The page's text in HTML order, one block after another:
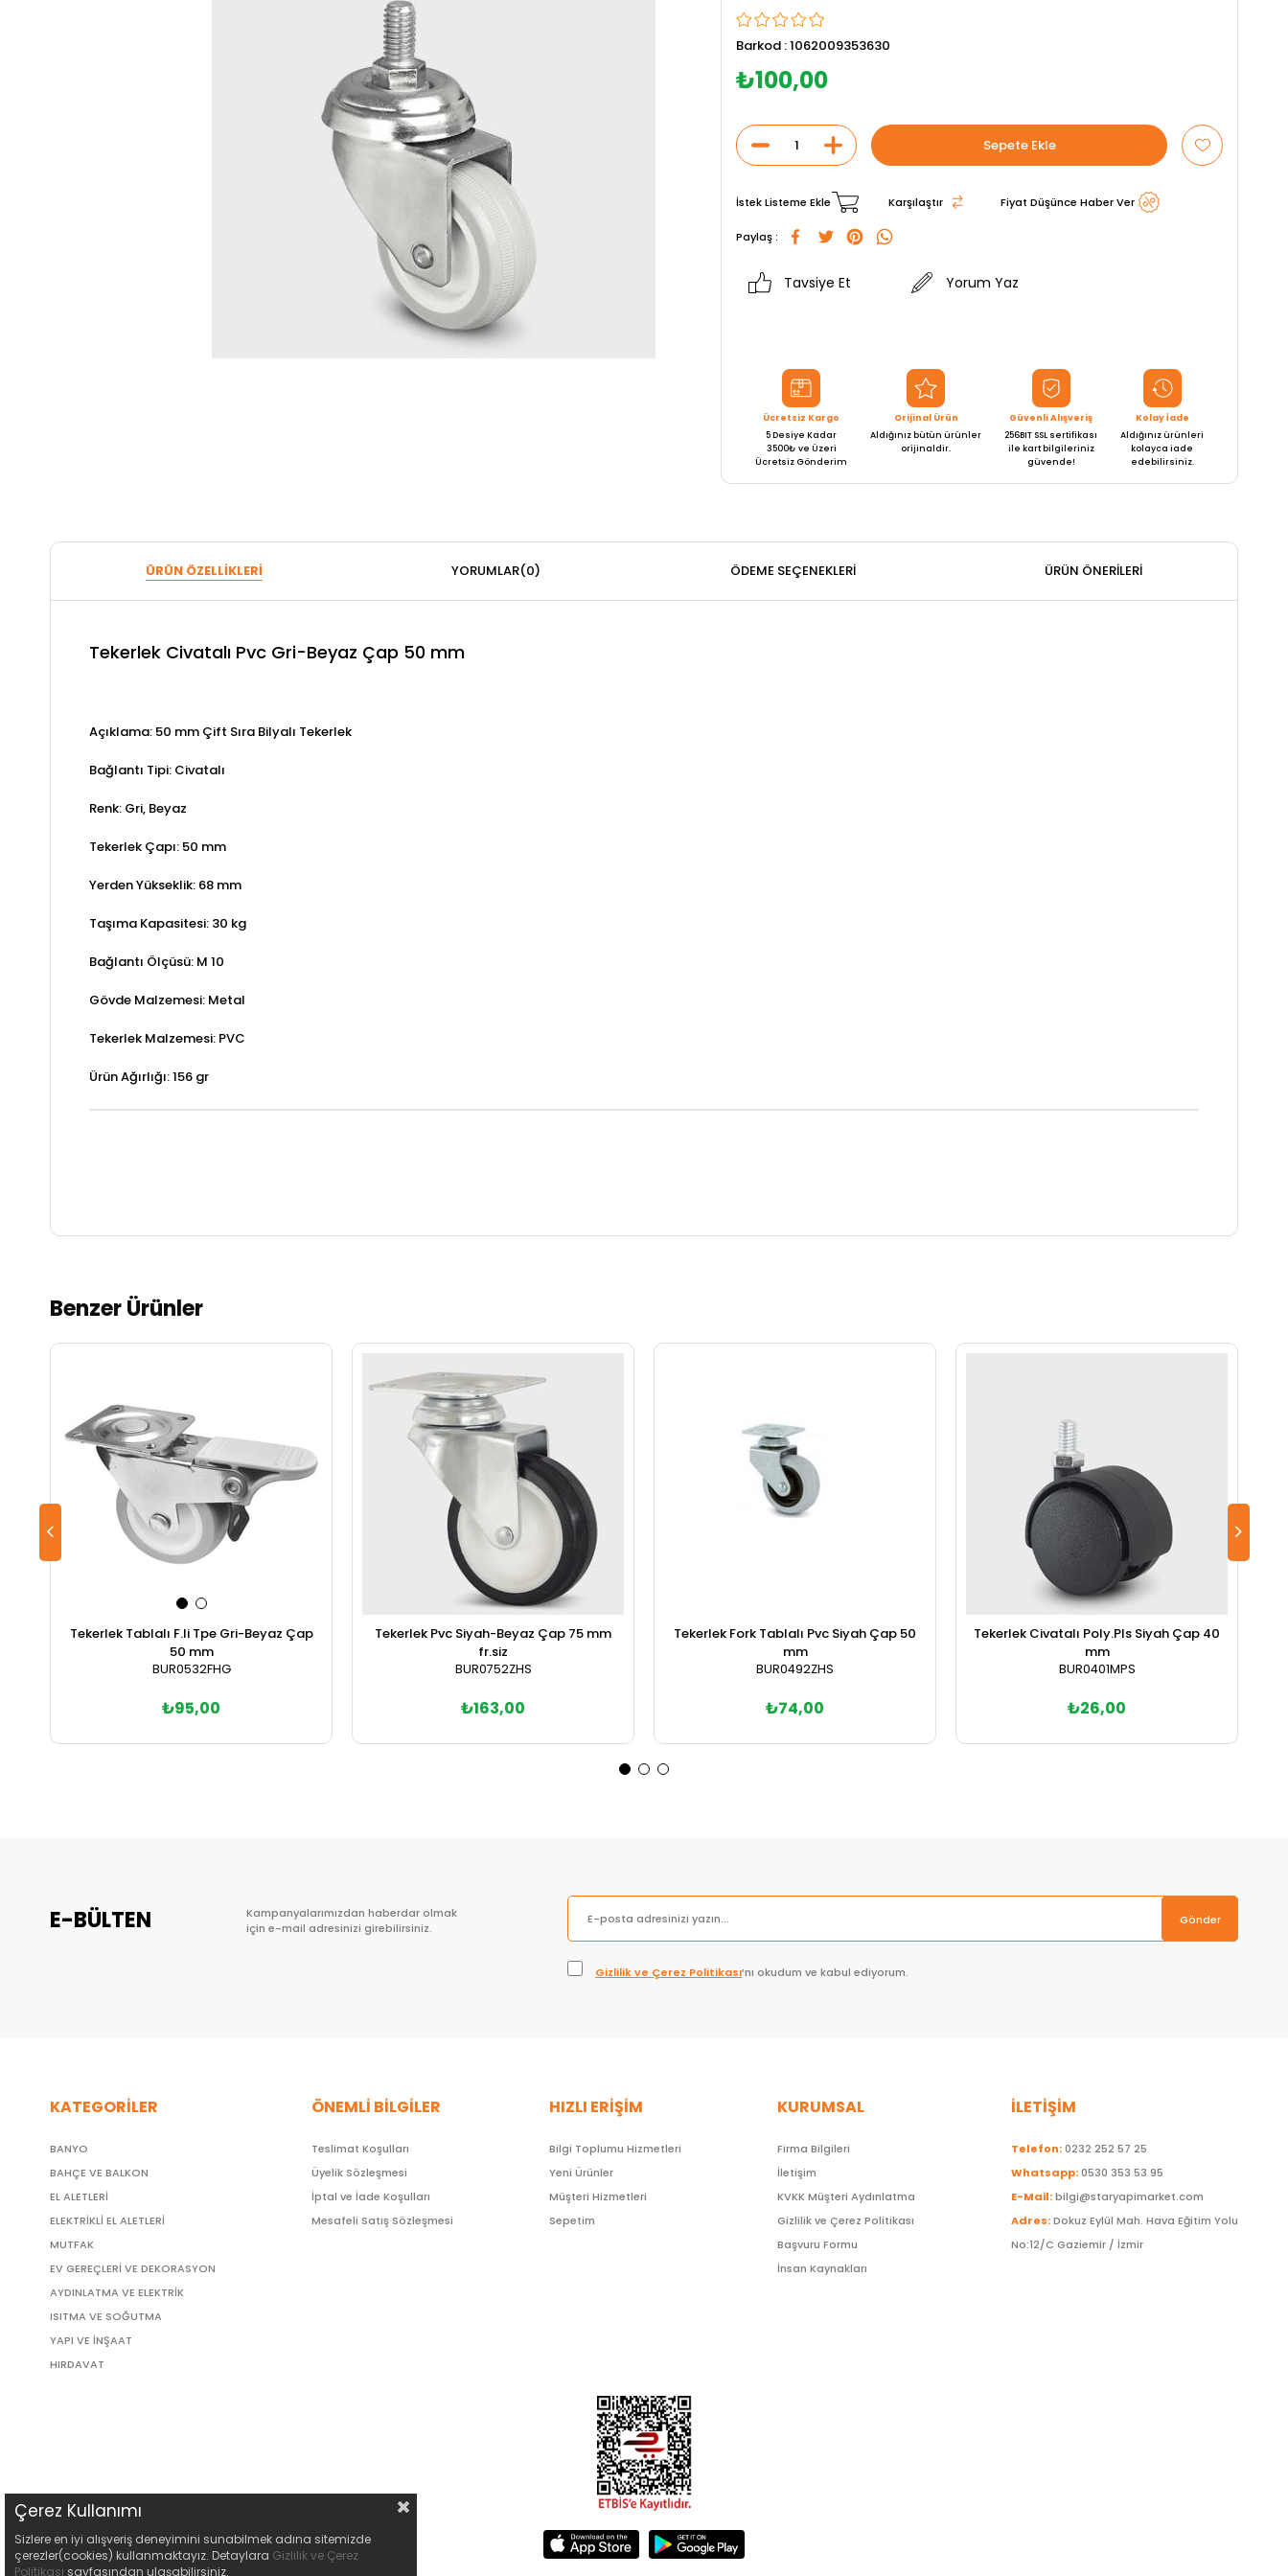
Barkod :1062009353630
₺100,00
İstek Listeme Ekle Karşılaştır Fiyat Düşünce Haber Ver
Paylaş :
Tavsiye Et Yorum Yaz
Ücretsiz Kargo
5 Desiye Kadar
3500₺ ve Üzeri
Ücretsiz Gönderim
Orijinal Ürün
Aldığınız bütün ürünler
orijinaldir.
Güvenli Alışveriş
256BIT SSL sertifikası
ile kart bilgileriniz
güvende!
Kolay İade
Aldığınız ürünleri
kolayca iade
edebilirsiniz.
ÜRÜN ÖZELLIKLERI YORUMLAR(0) ÖDEME SEÇENEKLERI ÜRÜN ÖNERILERI
Tekerlek Civatalı Pvc Gri-Beyaz Çap 50 mm
Açıklama: 50 mm Çift Sıra Bilyalı Tekerlek
Bağlantı Tipi: Civatalı
Renk: Gri, Beyaz
Tekerlek Çapı: 50 mm
Yerden Yükseklik: 68 mm
Taşıma Kapasitesi: 30 kg
Bağlantı Ölçüsü: M 10
Gövde Malzemesi: Metal
Tekerlek Malzemesi: PVC
Ürün Ağırlığı: 156 gr
Benzer Ürünler
Tekerlek Tablalı F.li Tpe Gri-Beyaz Çap
50 mm
BUR0532FHG
₺95,00
Tekerlek Pvc Siyah-Beyaz Çap 75 mm
fr.siz
BUR0752ZHS
₺163,00
Tekerlek Fork Tablalı Pvc Siyah Çap 50
mm
BUR0492ZHS
₺74,00
Tekerlek Civatalı Poly.Pls Siyah Çap 40
mm
BUR0401MPS
₺26,00
E-BÜLTEN
Kampanyalarımızdan haberdar olmak
için e-mail adresinizi girebilirsiniz.
Gönder
Gizlilik ve Çerez Politikası’nı okudum ve kabul ediyorum.
KATEGORİLER
BANYO
BAHÇE VE BALKON
EL ALETLERİ
ELEKTRİKLİ EL ALETLERİ
MUTFAK
EV GEREÇLERİ VE DEKORASYON
AYDINLATMA VE ELEKTRİK
ISITMA VE SOĞUTMA
YAPI VE İNŞAAT
HIRDAVAT
ÖNEMLİ BİLGİLER
Teslimat Koşulları
Üyelik Sözleşmesi
İptal ve İade Koşulları
Mesafeli Satış Sözleşmesi
HIZLI ERİŞİM
Bilgi Toplumu Hizmetleri
Yeni Ürünler
Müşteri Hizmetleri
Sepetim
KURUMSAL
Firma Bilgileri
İletişim
KVKK Müşteri Aydınlatma
Gizlilik ve Çerez Politikası
Başvuru Formu
İnsan Kaynakları
İLETİŞİM
Telefon:0232 252 57 25
Whatsapp:0530 353 53 95
E-Mail:bilgi@staryapimarket.com
Adres:Dokuz Eylül Mah. Hava Eğitim Yolu
No:12/C Gaziemir / İzmir
Çerez Kullanımı
Sizlere en iyi alışveriş deneyimini sunabilmek adına sitemizde
çerezler(cookies) kullanmaktayız. Detaylara Gizlilik ve Çerez
Politikası sayfasından ulaşabilirsiniz.